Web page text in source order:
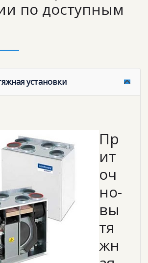
по доступным
установки
Пр
ит
оч
но-
вы
тя
жн